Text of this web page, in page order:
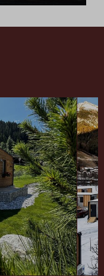
Settings
PIP
Enter